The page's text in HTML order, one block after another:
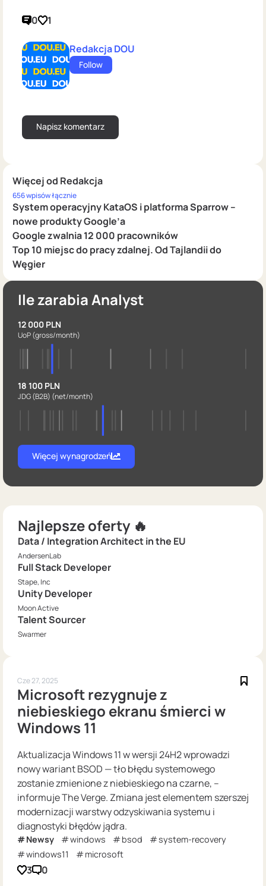
Więcej od Redakcja
656 wpisów łącznie
System operacyjny KataOS i platforma Sparrow –
nowe produkty Google’a
Google zwalnia 12 000 pracowników
Top 10 miejsc do pracy zdalnej. Od Tajlandii do
Węgier
0 1
Redakcja DOU
Follow
Ile zarabia Analyst
12 000 PLN
UoP(gross/month)
18 100 PLN
JDG (B2B) (net/month)
Więcej wynagrodzeń
Najlepsze oferty 🔥
Data / Integration Architect in the EU
AndersenLab
Full Stack Developer
Stape, Inc
Unity Developer
Moon Active
Talent Sourcer
Swarmer
Cze 27, 2025
Microsoft rezygnuje z
niebieskiego ekranu śmierci w
Windows 11
Aktualizacja Windows 11 w wersji 24H2 wprowadzi
nowy wariant BSOD — tło błędu systemowego
zostanie zmienione z niebieskiego na czarne, –
informuje The Verge. Zmiana jest elementem szerszej
modernizacji warstwy odzyskiwania systemu i
diagnostyki błędów jądra.
Newsy windows bsod
system-recovery
windows11
microsoft
3 0